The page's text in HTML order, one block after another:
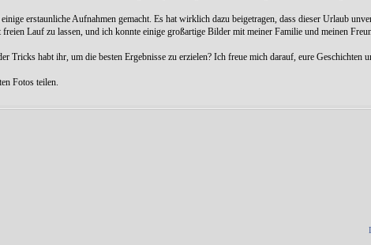
erstaunliche Aufnahmen gemacht. Es hat wirklich dazu beigetragen, dass dieser Urlaub
Lauf zu lassen, und ich konnte einige großartige Bilder mit meiner Familie und meinen
habt ihr, um die besten Ergebnisse zu erzielen? Ich freue mich darauf, eure Geschichten
Fotos teilen.